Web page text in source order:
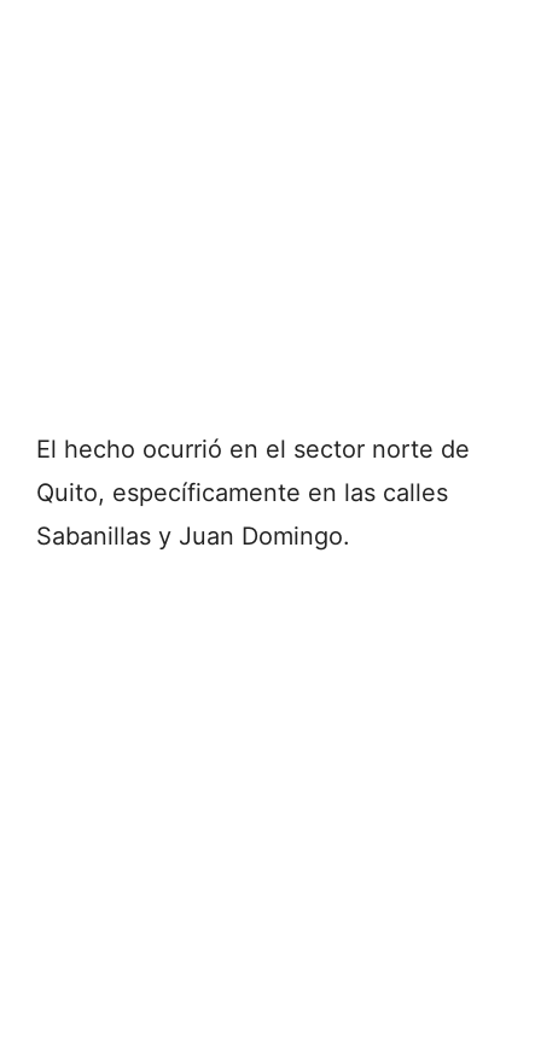
El hecho ocurrió en el sector norte de
Quito, específicamente en las calles
Sabanillas y Juan Domingo.